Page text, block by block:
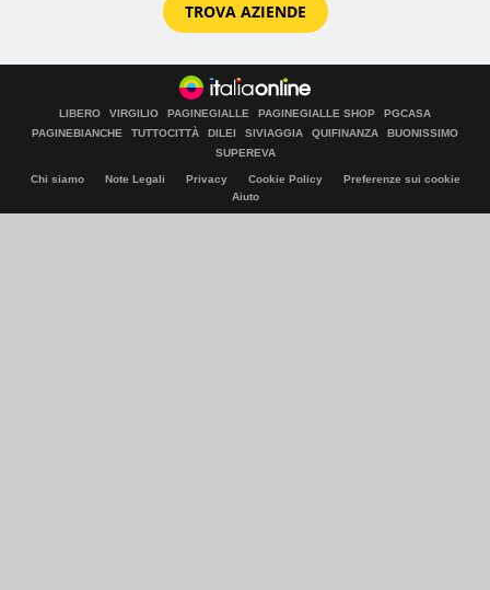
TROVA AZIENDE
LIBERO VIRGILIO PAGINEGIALLE PAGINEGIALLE SHOP
PGCASA
PAGINEBIANCHE
TUTTOCITTÀ DILEI SIVIAGGIA QUIFINANZA
BUONISSIMO
SUPEREVA
Chi siamo Note Legali Privacy Cookie Policy
Preferenze sui cookie
Aiuto